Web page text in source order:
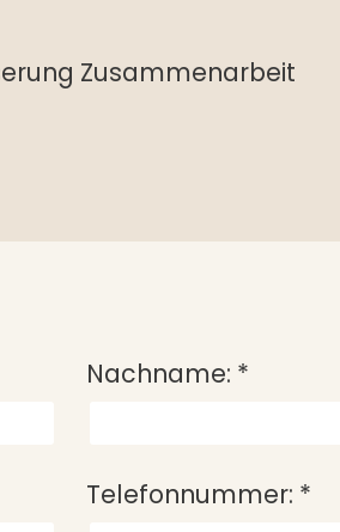
Zusammenarbeit
Nachname: *
Telefonnummer: *